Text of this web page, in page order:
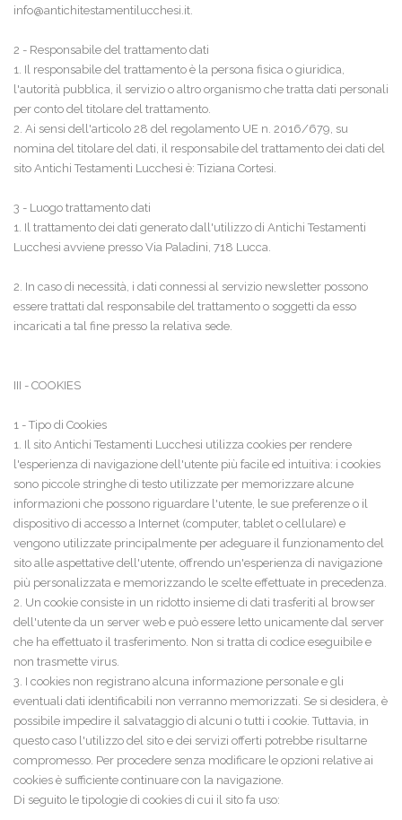
info@antichitestamentilucchesi.it.
2 - Responsabile del trattamento dati
1. Il responsabile del trattamento è la persona fisica o giuridica,
l'autorità pubblica, il servizio o altro organismo che tratta dati personali
per conto del titolare del trattamento.
2. Ai sensi dell'articolo 28 del regolamento UE n. 2016/679, su
nomina del titolare del dati, il responsabile del trattamento dei dati del
sito Antichi Testamenti Lucchesi è: Tiziana Cortesi.
3 - Luogo trattamento dati
1. Il trattamento dei dati generato dall'utilizzo di Antichi Testamenti
Lucchesi avviene presso Via Paladini, 718 Lucca.
2. In caso di necessità, i dati connessi al servizio newsletter possono
essere trattati dal responsabile del trattamento o soggetti da esso
incaricati a tal fine presso la relativa sede.
III - COOKIES
1 - Tipo di Cookies
1. Il sito Antichi Testamenti Lucchesi utilizza cookies per rendere
l'esperienza di navigazione dell'utente più facile ed intuitiva: i cookies
sono piccole stringhe di testo utilizzate per memorizzare alcune
informazioni che possono riguardare l'utente, le sue preferenze o il
dispositivo di accesso a Internet (computer, tablet o cellulare) e
vengono utilizzate principalmente per adeguare il funzionamento del
sito alle aspettative dell'utente, offrendo un'esperienza di navigazione
più personalizzata e memorizzando le scelte effettuate in precedenza.
2. Un cookie consiste in un ridotto insieme di dati trasferiti al browser
dell'utente da un server web e può essere letto unicamente dal server
che ha effettuato il trasferimento. Non si tratta di codice eseguibile e
non trasmette virus.
3. I cookies non registrano alcuna informazione personale e gli
eventuali dati identificabili non verranno memorizzati. Se si desidera, è
possibile impedire il salvataggio di alcuni o tutti i cookie. Tuttavia, in
questo caso l'utilizzo del sito e dei servizi offerti potrebbe risultarne
compromesso. Per procedere senza modificare le opzioni relative ai
cookies è sufficiente continuare con la navigazione.
Di seguito le tipologie di cookies di cui il sito fa uso: